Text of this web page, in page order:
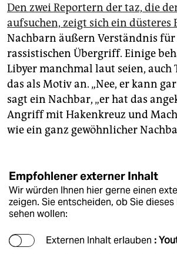
Den zwei Reportern der taz, die
aufsuchen, zeigt sich ein düsteres
Nachbarn äußern Verständnis für
rassistischen Übergriff. Einige
Libyer manchmal laut seien, auch
das als Motiv an. „Nee, er kann
sagt ein Nachbar, „er hat das
Angriff mit Hakenkreuz und
wie ein ganz gewöhnlicher
Empfohlener externer Inhalt
Wir würden Ihnen hier gerne einen
zeigen. Sie entscheiden, ob Sie dieses
sehen wollen:
Externen Inhalt erlauben :